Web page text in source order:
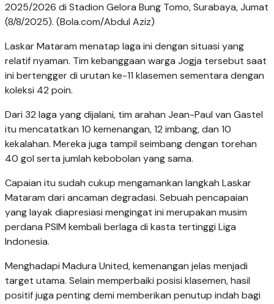
2025/2026 di Stadion Gelora Bung Tomo, Surabaya, Jumat
(8/8/2025). (Bola.com/Abdul Aziz)
Laskar Mataram menatap laga ini dengan situasi yang
relatif nyaman. Tim kebanggaan warga Jogja tersebut saat
ini bertengger di urutan ke-11 klasemen sementara dengan
koleksi 42 poin.
Dari 32 laga yang dijalani, tim arahan Jean-Paul van Gastel
itu mencatatkan 10 kemenangan, 12 imbang, dan 10
kekalahan. Mereka juga tampil seimbang dengan torehan
40 gol serta jumlah kebobolan yang sama.
Capaian itu sudah cukup mengamankan langkah Laskar
Mataram dari ancaman degradasi. Sebuah pencapaian
yang layak diapresiasi mengingat ini merupakan musim
perdana PSIM kembali berlaga di kasta tertinggi Liga
Indonesia.
Menghadapi Madura United, kemenangan jelas menjadi
target utama. Selain memperbaiki posisi klasemen, hasil
positif juga penting demi memberikan penutup indah bagi